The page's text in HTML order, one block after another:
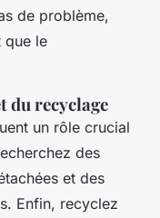
de problème,
que le
du recyclage
un rôle crucial
des
et des
Enfin, recyclez